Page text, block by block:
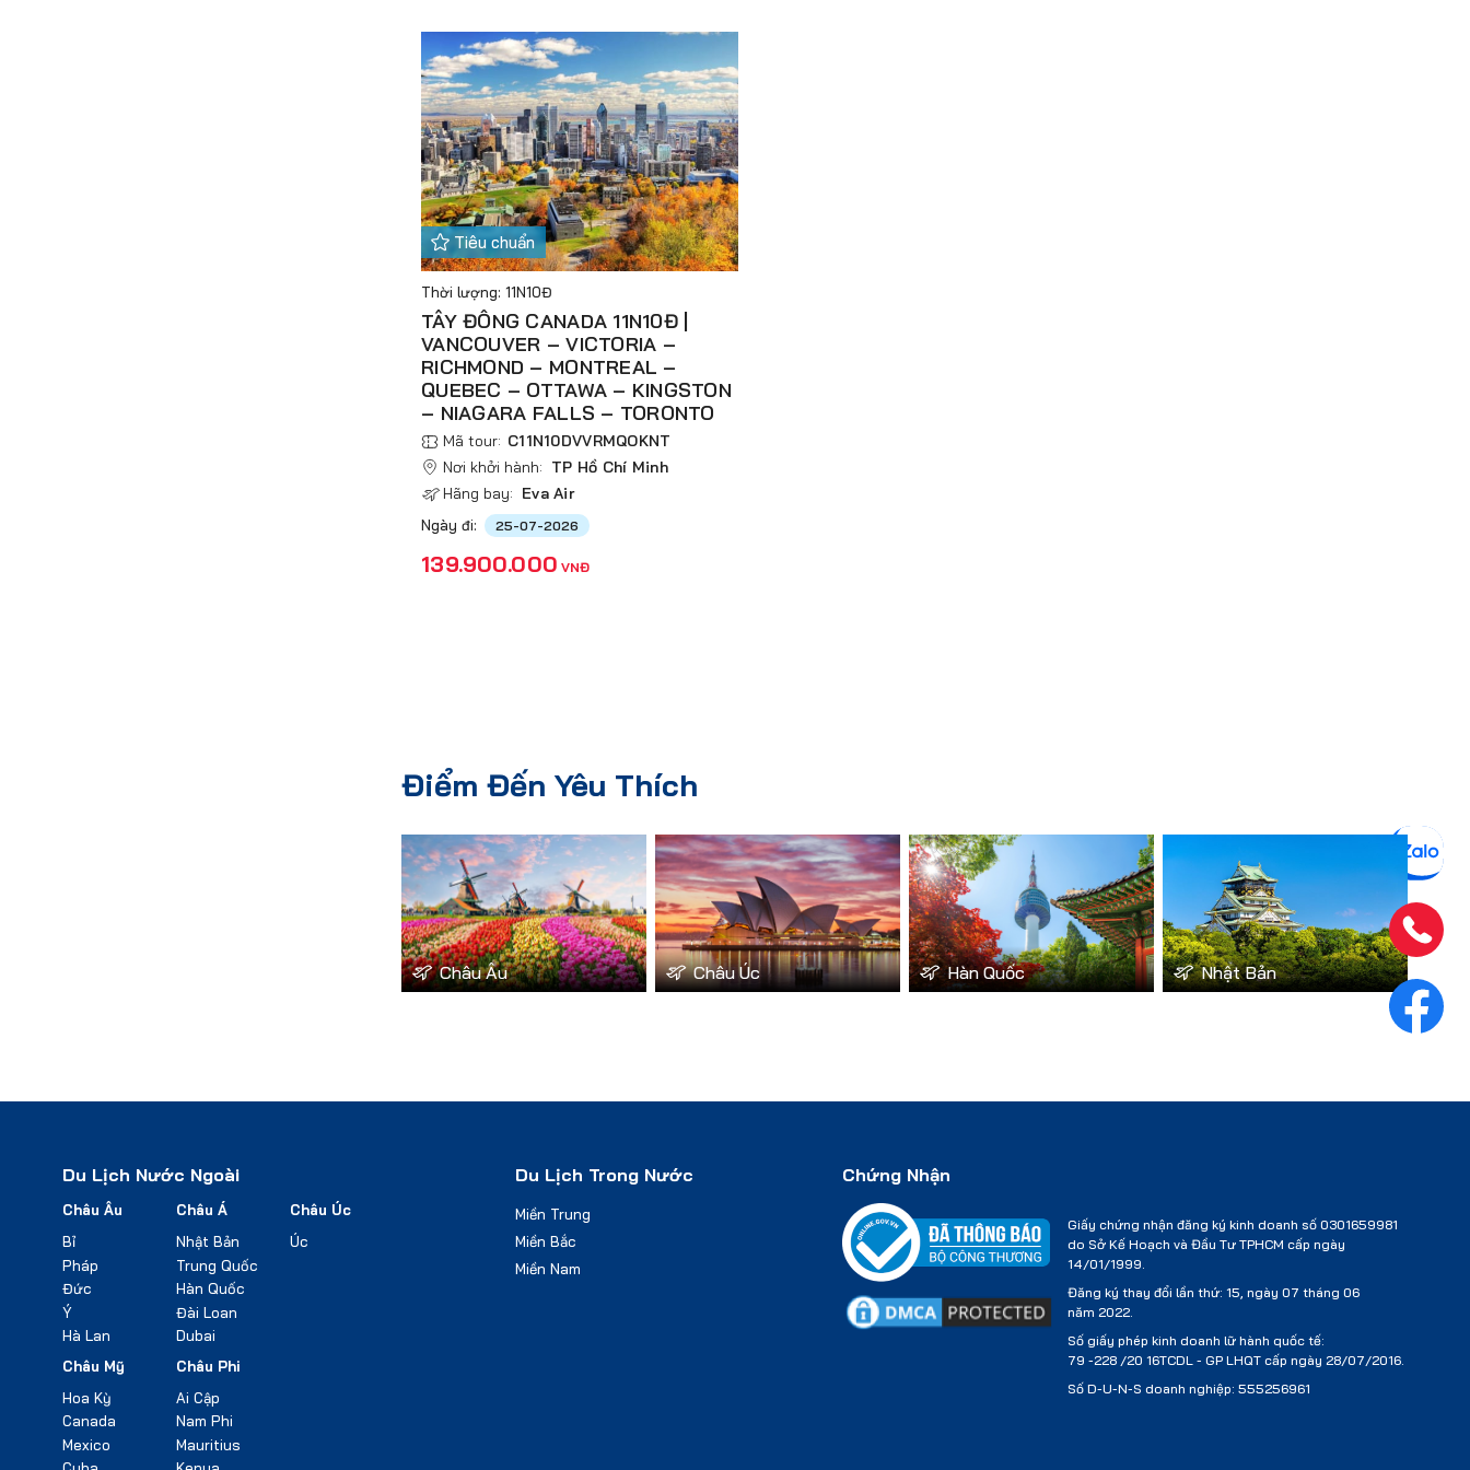
Tiêu chuẩn
Thời lượng: 11N10Đ
TÂY ĐÔNG CANADA 11N10Đ |
VANCOUVER – VICTORIA –
RICHMOND – MONTREAL –
QUEBEC – OTTAWA – KINGSTON
– NIAGARA FALLS – TORONTO
Mã tour: C11N10DVVRMQOKNT
Nơi khởi hành: TP Hồ Chí Minh
Hãng bay: Eva Air
Ngày đi: 25-07-2026
139.900.000 VNĐ
Điểm Đến Yêu Thích
Châu Âu Châu Úc Hàn Quốc Nhật Bản
Du Lịch Nước Ngoài
Châu Âu
Bỉ
Pháp
Đức
Ý
Hà Lan
Châu Á
Nhật Bản
Trung Quốc
Hàn Quốc
Đài Loan
Dubai
Châu Úc
Úc
Châu Mỹ
Hoa Kỳ
Canada
Mexico
Châu Phi
Ai Cập
Nam Phi
Mauritius
Du Lịch Trong Nước
Miền Trung
Miền Bắc
Miền Nam
Chứng Nhận
Giấy chứng nhận đăng ký kinh doanh số 0301659981
do Sở Kế Hoạch và Đầu Tư TPHCM cấp ngày
14/01/1999.
Đăng ký thay đổi lần thứ: 15, ngày 07 tháng 06
năm 2022.
Số giấy phép kinh doanh lữ hành quốc tế:
79 -228 /20 16TCDL - GP LHQT cấp ngày 28/07/2016.
Số D-U-N-S doanh nghiệp: 555256961